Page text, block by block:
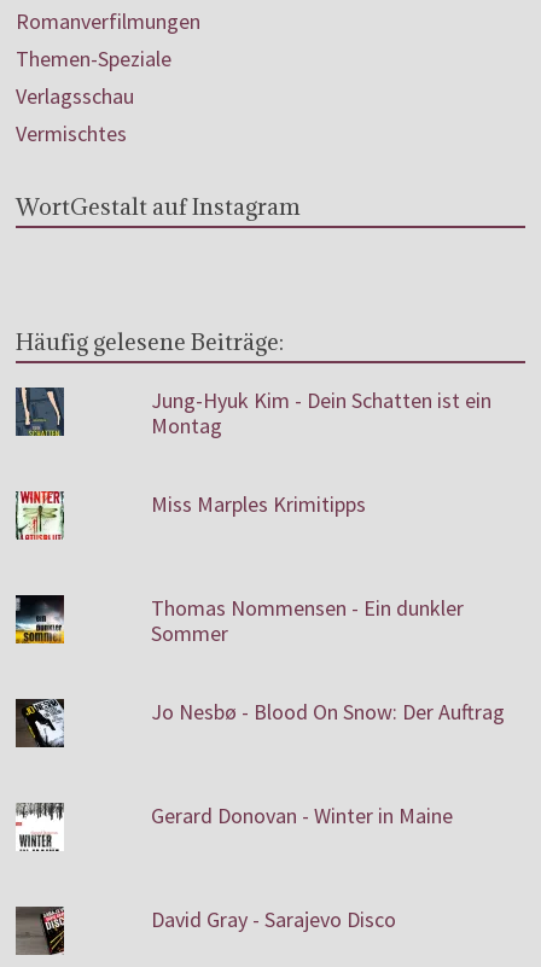
Romanverfilmungen
Themen-Speziale
Verlagsschau
Vermischtes
WortGestalt auf Instagram
Häufig gelesene Beiträge:
Jung-Hyuk Kim - Dein Schatten ist ein
Montag
Miss Marples Krimitipps
Thomas Nommensen - Ein dunkler
Sommer
Jo Nesbø - Blood On Snow: Der Auftrag
Gerard Donovan - Winter in Maine
David Gray - Sarajevo Disco